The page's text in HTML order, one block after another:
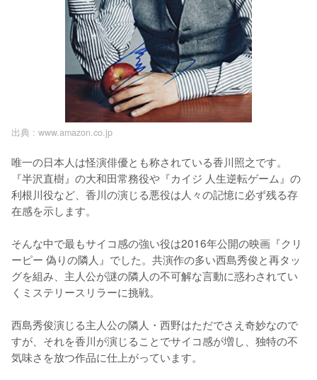
出典 : www.amazon.co.jp
唯一の日本人は怪演俳優とも称されている香川照之です。
『半沢直樹』の大和田常務役や『カイジ 人生逆転ゲーム』の
利根川役など、香川の演じる悪役は人々の記憶に必ず残る存
在感を示します。
そんな中で最もサイコ感の強い役は2016年公開の映画『クリ
ーピー 偽りの隣人』でした。共演作の多い西島秀俊と再タッ
グを組み、主人公が謎の隣人の不可解な言動に惑わされてい
くミステリースリラーに挑戦。
西島秀俊演じる主人公の隣人・西野はただでさえ奇妙なので
すが、それを香川が演じることでサイコ感が増し、独特の不
気味さを放つ作品に仕上がっています。